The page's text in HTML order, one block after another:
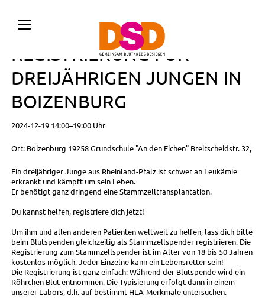
BLUTSPENDE MIT
REGISTRIERUNG FÜR
DREIJÄHRIGEN JUNGEN IN
BOIZENBURG
2024-12-19 14:00–19:00 Uhr
Ort: Boizenburg 19258 Grundschule "An den Eichen" Breitscheidstr. 32,
Ein dreijähriger Junge aus Rheinland-Pfalz ist schwer an Leukämie
erkrankt und kämpft um sein Leben.
Er benötigt ganz dringend eine Stammzelltransplantation.
Du kannst helfen, registriere dich jetzt!
Um ihm und allen anderen Patienten weltweit zu helfen, lass dich bitte
beim Blutspenden gleichzeitig als Stammzellspender registrieren. Die
Registrierung zum Stammzellspender ist im Alter von 18 bis 50 Jahren
kostenlos möglich. Jeder Einzelne kann ein Lebensretter sein!
Die Registrierung ist ganz einfach: Während der Blutspende wird ein
Röhrchen Blut entnommen. Die Typisierung erfolgt dann in einem
unserer Labors, d.h. auf bestimmt HLA-Merkmale untersuchen.